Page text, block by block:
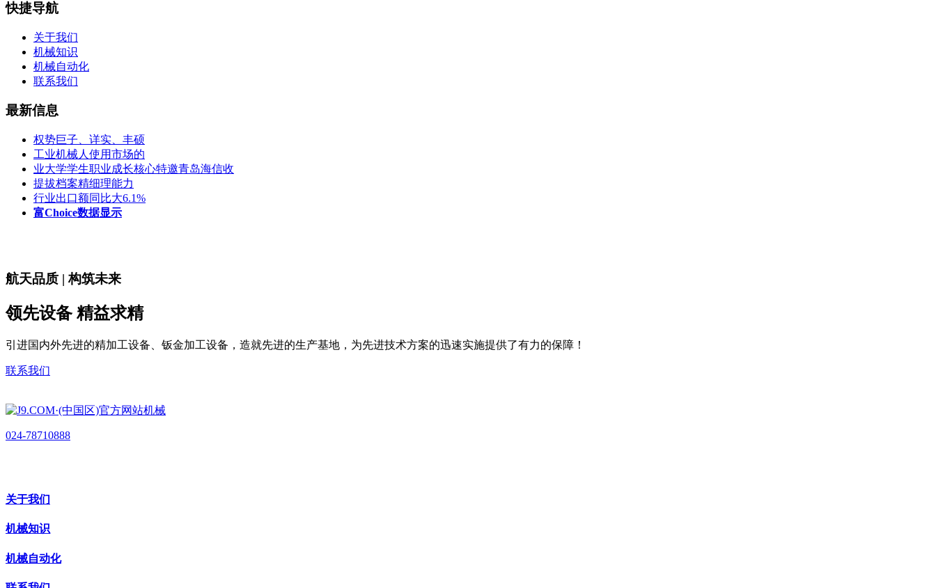
快捷导航
关于我们
机械知识
机械自动化
联系我们
最新信息
权势巨子、详实、丰硕
工业机械人使用市场的
业大学学生职业成长核心特邀青岛海信收
提拔档案精细理能力
行业出口额同比大6.1%
富Choice数据显示
航天品质 | 构筑未来
领先设备 精益求精
引进国内外先进的精加工设备、钣金加工设备，造就先进的生产基地，为先进技术方案的迅速实施提供了有力的保障！
联系我们
024-78710888
关于我们
机械知识
机械自动化